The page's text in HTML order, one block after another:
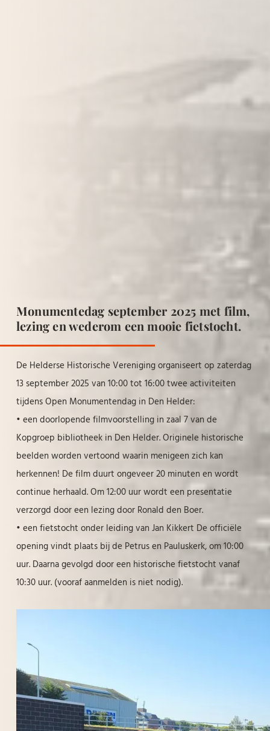
Monumentedag september 2025 met film,
lezing en wederom een mooie fietstocht.
De Helderse Historische Vereniging organiseert op zaterdag
13 september 2025 van 10:00 tot 16:00 twee activiteiten
tijdens Open Monumentendag in Den Helder:
• een doorlopende filmvoorstelling in zaal 7 van de
Kopgroep bibliotheek in Den Helder. Originele historische
beelden worden vertoond waarin menigeen zich kan
herkennen! De film duurt ongeveer 20 minuten en wordt
continue herhaald. Om 12:00 uur wordt een presentatie
verzorgd door een lezing door Ronald den Boer.
• een fietstocht onder leiding van Jan Kikkert De officiële
opening vindt plaats bij de Petrus en Pauluskerk, om 10:00
uur. Daarna gevolgd door een historische fietstocht vanaf
10:30 uur. (vooraf aanmelden is niet nodig).